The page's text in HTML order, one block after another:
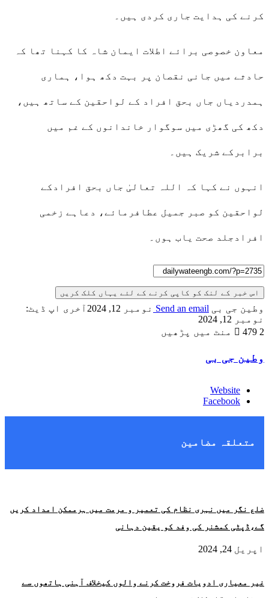
کرنے کی ہدایت جاری کردی ہیں۔
معاون خصوصی برائے اطلات ایمان شاہ کا کہنا تھا کہ
حادثے میں جانی نقصان پر بہت دکھ ہوا، ہماری
ہمدردیاں جاں بحق افراد کے لواحقین کے ساتھ ہیں،
دکھ کی گھڑی میں سوگوار خاندانوں کے غم میں
برابرکے شریک ہیں۔
انہوں نے کہا کہ اللہ تعالیٰ جاں بحق افرادکے
لواحقین کو صبر جمیل عطافرمائے، دعاہے زخمی
افرادجلد صحت یاب ہوں۔
اس خبر کے لنک کو کاپی کرنے کے لئے یہاں کلک کریں
وطین جی بی Send an email نومبر 12, 2024
آخری اپ ڈیٹ:
نومبر 12, 2024
479 2 منٹ میں پڑھیں
وطین جی بی
Website
Facebook
متعلقہ مضامین
ضلع نگر میں نہری نظام کی تعمیر و مرمت میں ہرممکن امداد کریں
گے،ڈپٹی کمشنر کی وفد کو یقین دہانی
اپریل 24, 2024
غیر معیاری ادویات فروخت کرنے والوں کیخلاف آہنی ہاتھوں سے